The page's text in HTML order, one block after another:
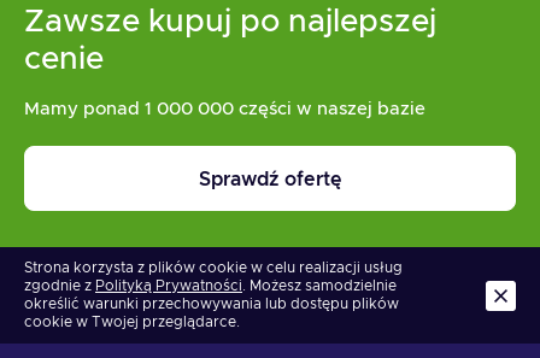
Zawsze kupuj po najlepszej
cenie
Mamy ponad 1 000 000 części w naszej bazie
Sprawdź ofertę
Strona korzysta z plików cookie w celu realizacji usług
zgodnie z Polityką Prywatności. Możesz samodzielnie
określić warunki przechowywania lub dostępu plików
cookie w Twojej przeglądarce.